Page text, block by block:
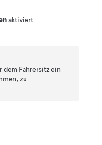
aktiviert
dem Fahrersitz ein
zu